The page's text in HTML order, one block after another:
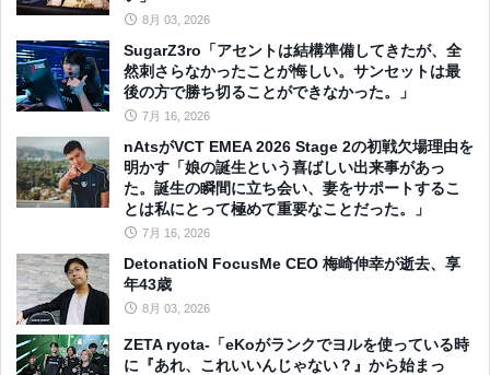
8月 03, 2026
SugarZ3ro「アセントは結構準備してきたが、全
然刺さらなかったことが悔しい。サンセットは最
後の方で勝ち切ることができなかった。」
7月 16, 2026
nAtsがVCT EMEA 2026 Stage 2の初戦欠場理由を
明かす「娘の誕生という喜ばしい出来事があっ
た。誕生の瞬間に立ち会い、妻をサポートするこ
とは私にとって極めて重要なことだった。」
7月 16, 2026
DetonatioN FocusMe CEO 梅崎伸幸が逝去、享
年43歳
8月 03, 2026
ZETA ryota-「eKoがランクでヨルを使っている時
に『あれ、これいいんじゃない？』から始まっ